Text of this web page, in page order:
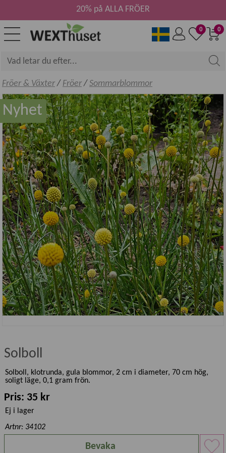
0
0
20% på ALLA FRÖER
Fröer & Växter/ Fröer/ Sommarblommor
Nyhet
Solboll
Solboll, klotrunda, gula blommor, 2 cm i diameter, 70 cm hög,
soligt läge, 0,1 gram frön.
Pris: 35 kr
Ej i lager
Artnr: 34102
Bevaka